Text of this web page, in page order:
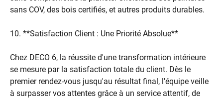
sans COV, des bois certifiés, et autres produits durables.
10. **Satisfaction Client : Une Priorité Absolue**
Chez DECO 6, la réussite d'une transformation intérieure
se mesure par la satisfaction totale du client. Dès le
premier rendez-vous jusqu'au résultat final, l'équipe veille
à surpasser vos attentes grâce à un service attentif, de